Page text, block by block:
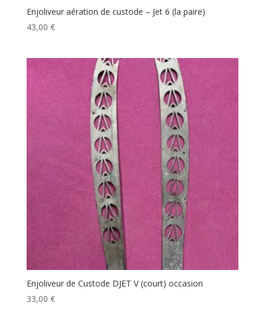
Enjoliveur aération de custode – Jet 6 (la paire)
43,00 €
Enjoliveur de Custode DJET V (court) occasion
33,00 €